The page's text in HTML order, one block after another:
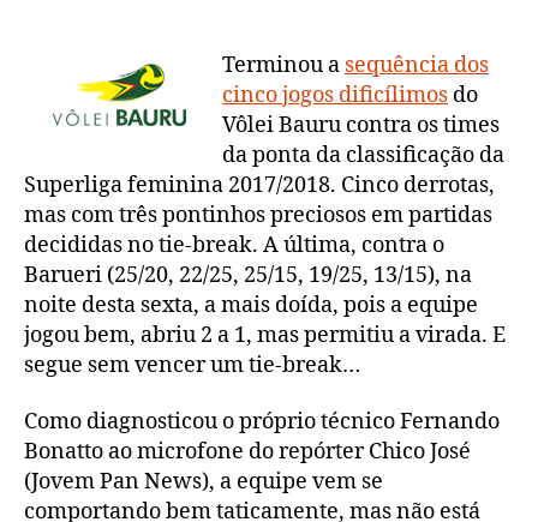
Terminou a sequência dos
cinco jogos dificílimos do
Vôlei Bauru contra os times
da ponta da classificação da
Superliga feminina 2017/2018. Cinco derrotas,
mas com três pontinhos preciosos em partidas
decididas no tie-break. A última, contra o
Barueri (25/20, 22/25, 25/15, 19/25, 13/15), na
noite desta sexta, a mais doída, pois a equipe
jogou bem, abriu 2 a 1, mas permitiu a virada. E
segue sem vencer um tie-break…
Como diagnosticou o próprio técnico Fernando
Bonatto ao microfone do repórter Chico José
(Jovem Pan News), a equipe vem se
comportando bem taticamente, mas não está